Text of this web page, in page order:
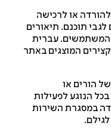
או לרכישה
תיאורים
עברית
המוצגים באתר
או
לפעילות
השירות